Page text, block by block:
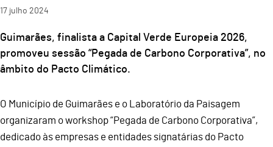
17 julho 2024
Guimarães, finalista a Capital Verde Europeia 2026,
promoveu sessão “Pegada de Carbono Corporativa”, no
âmbito do Pacto Climático.
O Município de Guimarães e o Laboratório da Paisagem
organizaram o workshop “Pegada de Carbono Corporativa”,
dedicado às empresas e entidades signatárias do Pacto